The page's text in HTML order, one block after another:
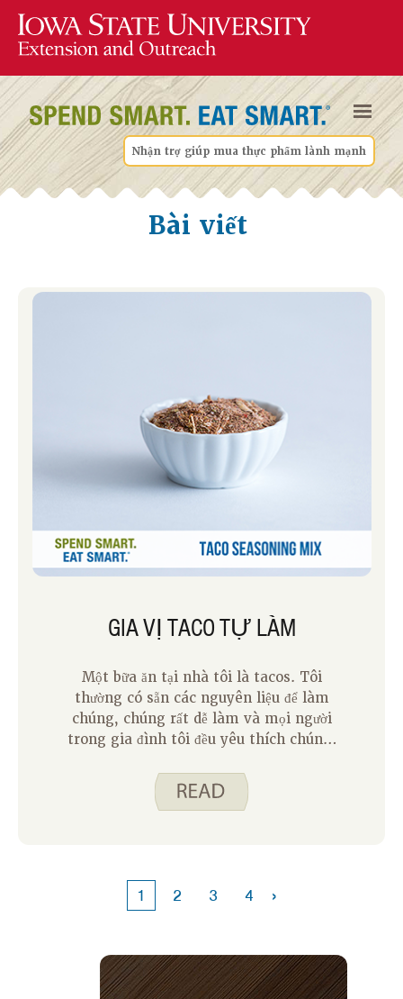
Nhận trợ giúp mua thực phẩm lành mạnh
Bài viết
GIA VỊ TACO TỰ LÀM
Một bữa ăn tại nhà tôi là tacos. Tôi
thường có sẵn các nguyên liệu để làm
chúng, chúng rất dễ làm và mọi người
trong gia đình tôi đều yêu thích chúng.
bánh tacos là Taco Seasoning Mix của
chúng tôi. Công thức làm tương đương
1 2 3 4 ›